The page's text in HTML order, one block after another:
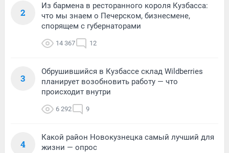
2
Из бармена в ресторанного короля Кузбасса:
что мы знаем о Печерском, бизнесмене,
спорящем с губернаторами
14 367 12
3
Обрушившийся в Кузбассе склад Wildberries
планирует возобновить работу — что
происходит внутри
6 292 9
4
Какой район Новокузнецка самый лучший для
жизни — опрос